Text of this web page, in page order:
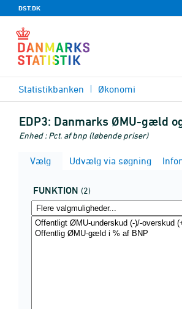
DST.DK
Statistikbanken Økonomi
EDP3: Danmarks ØMU-gæld
Enhed : Pct. af bnp (løbende priser)
Vælg Udvælg via søgning
FUNKTION (2)